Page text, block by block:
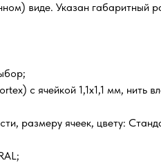
виде. Указан габаритный
с ячейкой 1,1х1,1 мм, нить
размеру ячеек, цвету: